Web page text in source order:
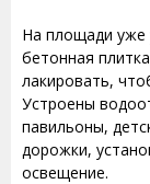
На площади уже
бетонная
лакировать,
Устроены
павильоны,
дорожки,
освещение.